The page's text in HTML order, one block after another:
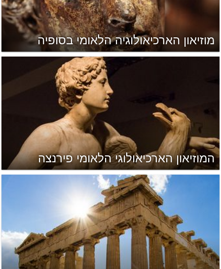
מוזיאון הארכיאולוגיה הלאומי בסופיה
המוזיאון הארכיאולוגי הלאומי פירנצה